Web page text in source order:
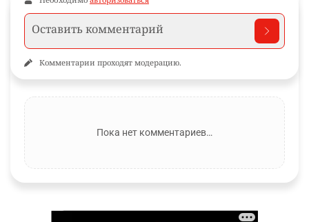
Комментарии проходят модерацию.
Пока нет комментариев…